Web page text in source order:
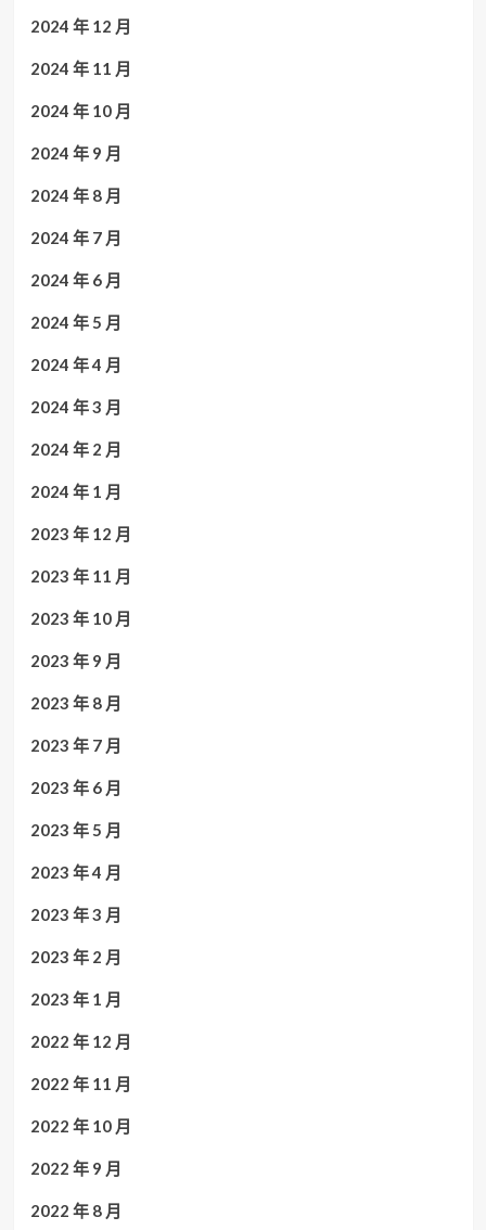
2024 年 12 月
2024 年 11 月
2024 年 10 月
2024 年 9 月
2024 年 8 月
2024 年 7 月
2024 年 6 月
2024 年 5 月
2024 年 4 月
2024 年 3 月
2024 年 2 月
2024 年 1 月
2023 年 12 月
2023 年 11 月
2023 年 10 月
2023 年 9 月
2023 年 8 月
2023 年 7 月
2023 年 6 月
2023 年 5 月
2023 年 4 月
2023 年 3 月
2023 年 2 月
2023 年 1 月
2022 年 12 月
2022 年 11 月
2022 年 10 月
2022 年 9 月
2022 年 8 月